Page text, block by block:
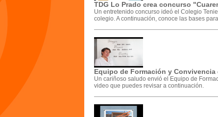
TDG Lo Prado crea concurso
Un entretenido concurso ideó el Colegio
colegio. A continuación, conoce las bases
Equipo de Formación y
Un cariñoso saludo envió el Equipo de
video que puedes revisar a continuación.